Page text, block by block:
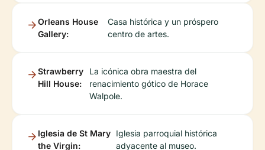
Orleans House
Gallery:
Casa histórica y un próspero
centro de artes.
Strawberry
Hill House:
La icónica obra maestra del
renacimiento gótico de Horace
Walpole.
Iglesia de St Mary
the Virgin:
Iglesia parroquial histórica
adyacente al museo.